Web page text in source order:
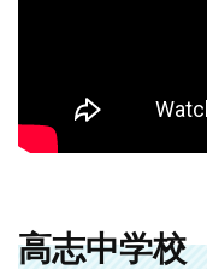
高志中学校